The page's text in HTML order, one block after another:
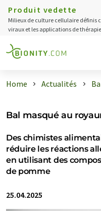
Produit vedette
Milieux de culture cellulaire définis
viraux et les applications de
Home Actualités
Bal masqué au
Des chimistes
réduire les réactions
en utilisant des
de pomme
25.04.2025